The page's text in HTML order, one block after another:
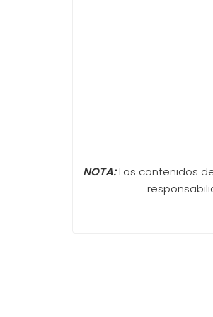
NOTA:Los contenidos